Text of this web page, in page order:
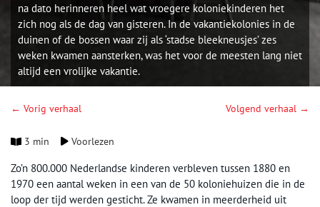
na dato herinneren heel wat vroegere koloniekinderen het
zich nog als de dag van gisteren. In de vakantiekolonies in de
duinen of de bossen waar zij als ‘stadse bleekneusjes’ zes
weken kwamen aansterken, was het voor de meesten lang niet
altijd een vrolijke vakantie.
← Vorig verhaal Volgend verhaal →
3 min Voorlezen
Zo’n 800.000 Nederlandse kinderen verbleven tussen 1880 en
1970 een aantal weken in een van de 50 koloniehuizen die in de
loop der tijd werden gesticht. Ze kwamen in meerderheid uit